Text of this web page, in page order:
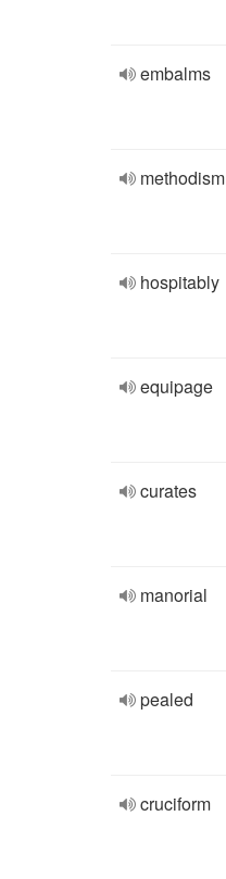
embalms
methodism
hospitably
equipage
curates
manorial
pealed
cruciform